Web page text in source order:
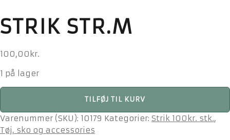
STRIK STR.M
100,00 kr.
1 på lager
Strik
antal
TILFØJ TIL KURV
Varenummer (SKU): 10179 Kategorier: Strik 100kr. stk.,
Tøj, sko og accessories